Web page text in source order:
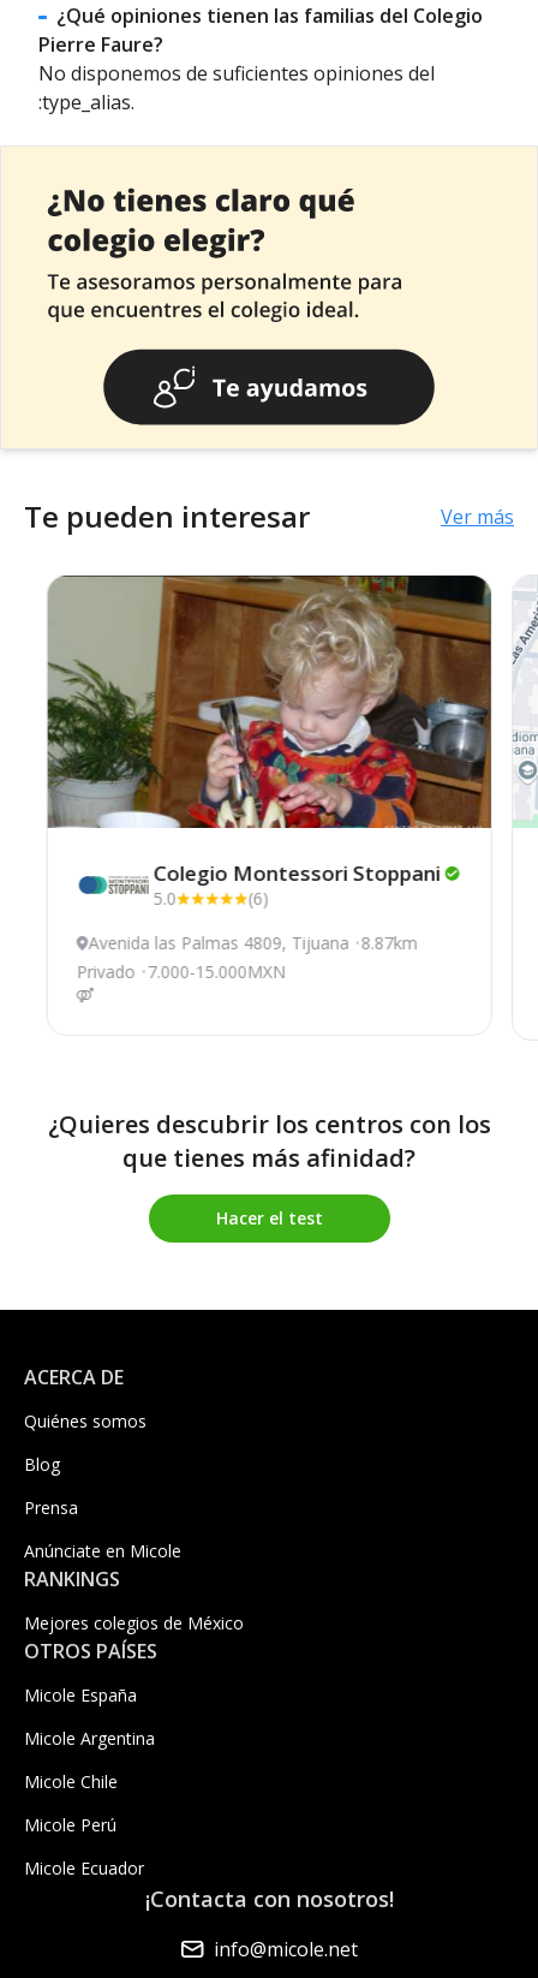
¿Qué opiniones tienen las familias del Colegio
Pierre Faure?
No disponemos de suficientes opiniones del
:type_alias.
Te pueden interesar Ver más
Colegio Montessori Stoppani
5.0
(6)
Avenida las Palmas 4809, Tijuana 8.87km
Privado 7.000-15.000MXN
¿Quieres descubrir los centros con los
que tienes más afinidad?
Hacer el test
ACERCA DE
Quiénes somos
Blog
Prensa
Anúnciate en Micole
RANKINGS
Mejores colegios de México
OTROS PAÍSES
Micole España
Micole Argentina
Micole Chile
Micole Perú
Micole Ecuador
¡Contacta con nosotros!
info@micole.net